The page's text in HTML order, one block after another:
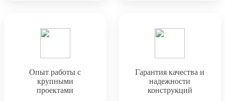
Опыт работы с
крупными
проектами
Гарантия качества и
надежности
конструкций